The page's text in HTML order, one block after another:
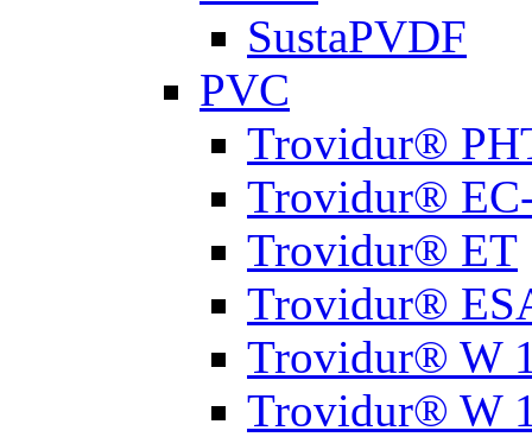
SustaPVDF
PVC
Trovidur®
Trovidur®
Trovidur® ET
Trovidur®
Trovidur® W
Trovidur® W